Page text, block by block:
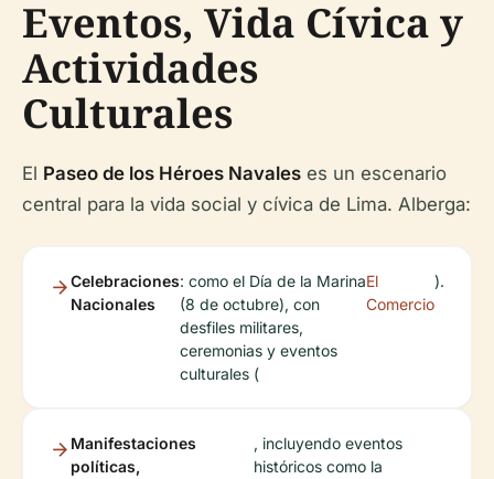
Eventos, Vida Cívica y
Actividades
Culturales
El Paseo de los Héroes Navales es un escenario
central para la vida social y cívica de Lima. Alberga:
Celebraciones
Nacionales
: como el Día de la Marina
(8 de octubre), con
desfiles militares,
ceremonias y eventos
culturales (
El
Comercio
).
Manifestaciones
políticas,
, incluyendo eventos
históricos como la